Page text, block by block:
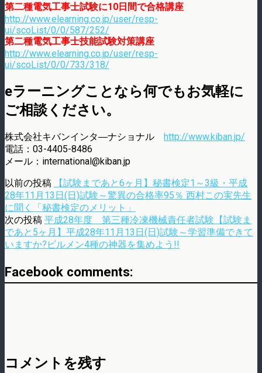
第二種電気工事士試験に10日間で合格講座
http://www.elearning.co.jp/user/resp-
ui/scoList/0/0/587/252/
第二種電気工事士技能試験対策講座
http://www.elearning.co.jp/user/resp-
ui/scoList/0/0/733/318/
eラーニングことなら何でもお気軽に
ご相談ください。
株式会社キバンインタ―ナショナル http://www.kiban.jp/
電話：03-4405-8486
メール：international@kiban.jp
以前の投稿
【試験まであと6ヶ月】秘書検定1～3級・平成
28年11月13日(日)試験～驚異の合格率95％ 西村この実先生
に聞く「秘書検定のメリット」
次の投稿 平成28年度 第三種冷凍機械責任者試験【試験ま
であと5ヶ月】平成28年11月13日(日)試験～学習準備できて
いますか?ビルメン4種の神器を集めよう!!
Facebook comments:
コメントを残す